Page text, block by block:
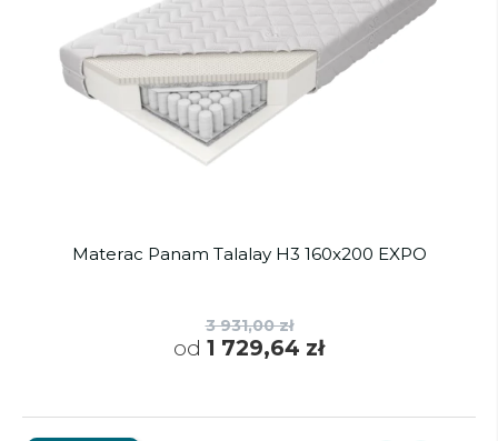
Materac Panam Talalay H3 160x200 EXPO
3 931,00 zł
od 1 729,64 zł